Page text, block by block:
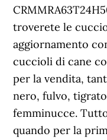
troverete le
aggiornamento
cuccioli di cane
per la vendita,
nero, fulvo,
femminucce.
quando per la